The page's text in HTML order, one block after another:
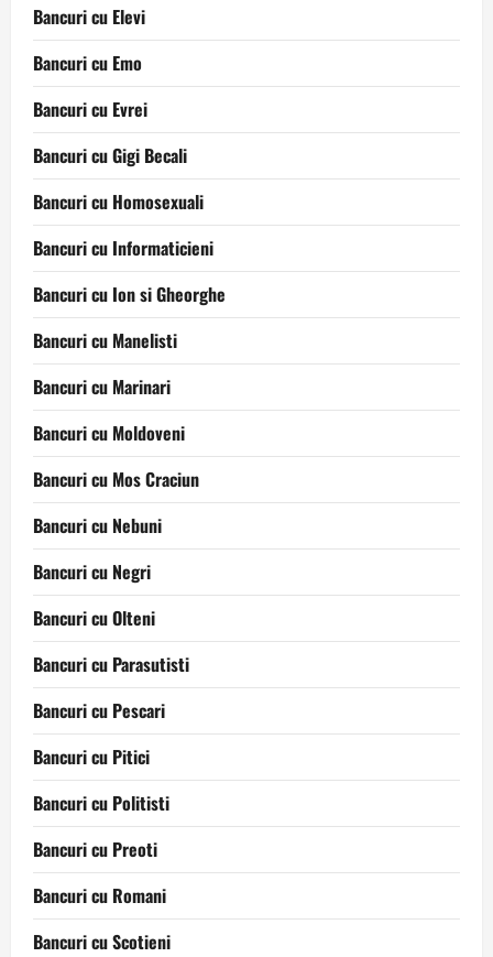
Bancuri cu Elevi
Bancuri cu Emo
Bancuri cu Evrei
Bancuri cu Gigi Becali
Bancuri cu Homosexuali
Bancuri cu Informaticieni
Bancuri cu Ion si Gheorghe
Bancuri cu Manelisti
Bancuri cu Marinari
Bancuri cu Moldoveni
Bancuri cu Mos Craciun
Bancuri cu Nebuni
Bancuri cu Negri
Bancuri cu Olteni
Bancuri cu Parasutisti
Bancuri cu Pescari
Bancuri cu Pitici
Bancuri cu Politisti
Bancuri cu Preoti
Bancuri cu Romani
Bancuri cu Scotieni